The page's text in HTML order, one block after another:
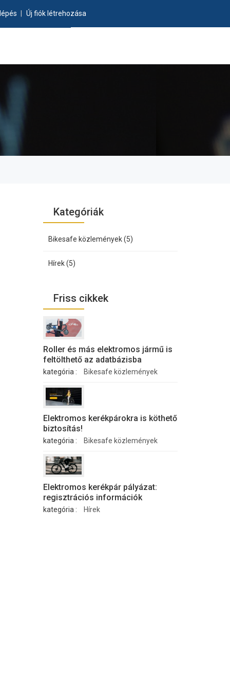
Új fiók létrehozása
Kategóriák
Bikesafe közlemények (5)
Hírek (5)
Friss cikkek
Roller és más elektromos jármű is
feltölthető az adatbázisba
kategória : Bikesafe közlemények
Elektromos kerékpárokra is köthető
biztosítás!
kategória : Bikesafe közlemények
Elektromos kerékpár pályázat:
regisztrációs információk
kategória : Hírek